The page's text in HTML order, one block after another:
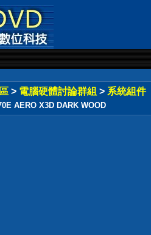
> 電腦硬體討論群組 > 系統組件
AERO X3D DARK WOOD